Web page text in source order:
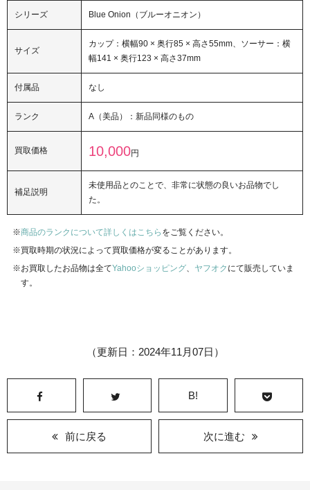
シリーズ Blue Onion（ブルーオニオン）
サイズ
カップ：横幅90 × 奥行85 × 高さ55mm、ソーサー：横
幅141 × 奥行123 × 高さ37mm
付属品 なし
ランク A（美品）：新品同様のもの
買取価格 10,000円
補足説明
未使用品とのことで、非常に状態の良いお品物でし
た。
商品のランクについて詳しくはこちら をご覧ください。
買取時期の状況によって買取価格が変ることがあります。
お買取したお品物は全てYahooショッピング、 ヤフオク にて販売していま
す。
（更新日：2024年11月07日）
B!
前に戻る 次に進む